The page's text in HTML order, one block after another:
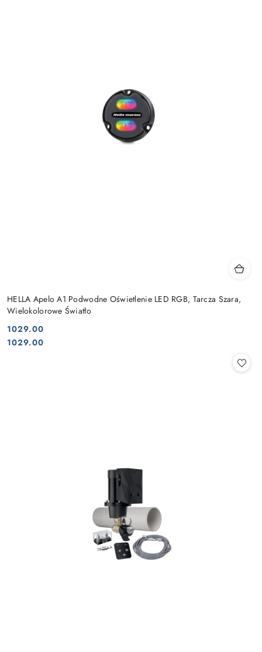
HELLA Apelo A1 Podwodne Oświetlenie LED RGB, Tarcza Szara,
Wielokolorowe Światło
Cena:
1029.00
Cena:
1029.00